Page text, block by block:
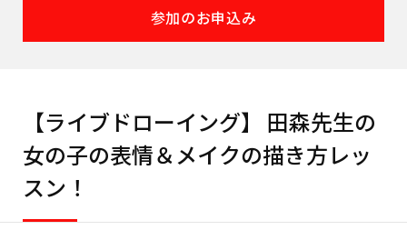
参加のお申込み
【ライブドローイング】 田森先生の
女の子の表情＆メイクの描き方レッ
スン！